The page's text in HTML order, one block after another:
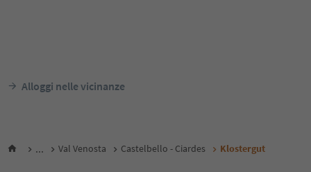
Alloggi nelle vicinanze
... Val Venosta Castelbello - Ciardes Klostergut